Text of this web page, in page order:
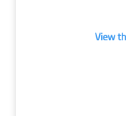
View